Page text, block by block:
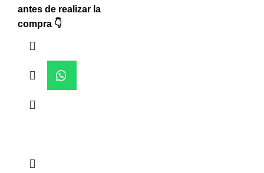
antes de realizar la
compra 👇